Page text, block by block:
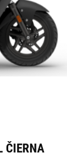
ČIERNA